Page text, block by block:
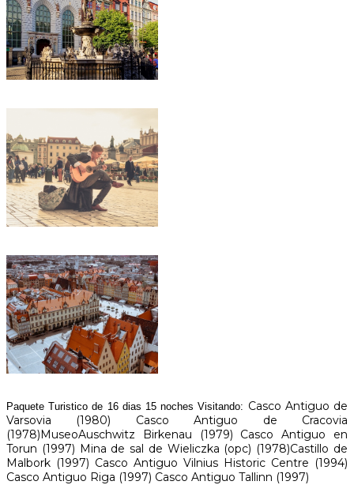
Paquete Turistico de 16 dias 15 noches Visitando: Casco Antiguo de
Varsovia (1980) Casco Antiguo de Cracovia
(1978)MuseoAuschwitz Birkenau (1979) Casco Antiguo en
Torun (1997) Mina de sal de Wieliczka (opc) (1978)Castillo de
Malbork (1997) Casco Antiguo Vilnius Historic Centre (1994)
Casco Antiguo Riga (1997) Casco Antiguo Tallinn (1997)